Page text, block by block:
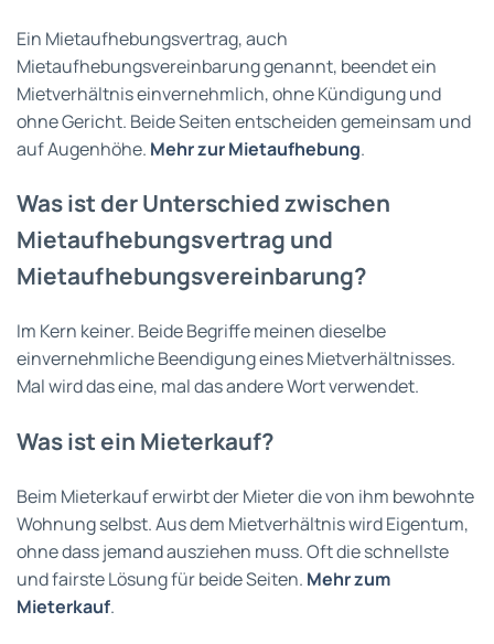
Ein Mietaufhebungsvertrag, auch
Mietaufhebungsvereinbarung genannt, beendet ein
Mietverhältnis einvernehmlich, ohne Kündigung und
ohne Gericht. Beide Seiten entscheiden gemeinsam und
auf Augenhöhe. Mehr zur Mietaufhebung.
Was ist der Unterschied zwischen
Mietaufhebungsvertrag und
Mietaufhebungsvereinbarung?
Im Kern keiner. Beide Begriffe meinen dieselbe
einvernehmliche Beendigung eines Mietverhältnisses.
Mal wird das eine, mal das andere Wort verwendet.
Was ist ein Mieterkauf?
Beim Mieterkauf erwirbt der Mieter die von ihm bewohnte
Wohnung selbst. Aus dem Mietverhältnis wird Eigentum,
ohne dass jemand ausziehen muss. Oft die schnellste
und fairste Lösung für beide Seiten. Mehr zum
Mieterkauf.